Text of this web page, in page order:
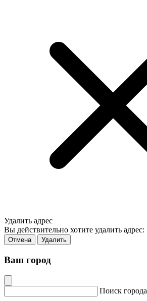
Удалить адрес
Вы действительно хотите удалить адрес:
Отмена Удалить
Ваш город
Поиск города